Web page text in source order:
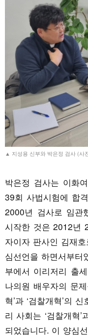
▲ 지성용 신부와 박은정 검사 (사
박은정 검사는 이화
39회 사법시험에 합
2000년 검사로 임관
시작한 것은 2012년
자이자 판사인 김재
심선언을 하면서부터
부에서 이리저리 출
나의원 배우자의 문
혁’과 ‘검찰개혁’의
리 사회는 ‘검찰개혁’
되었습니다. 이 양심